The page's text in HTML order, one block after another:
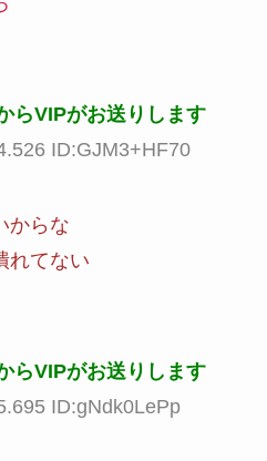
らVIPがお送りします
ID:GJM3+HF70
からな
れてない
らVIPがお送りします
ID:gNdk0LePp